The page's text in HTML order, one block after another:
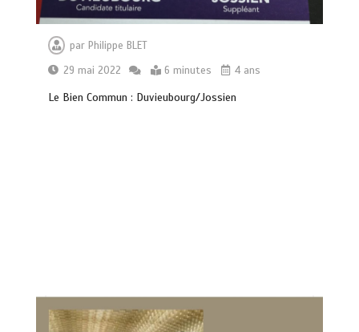
par Philippe BLET
29 mai 2022
6 minutes 4 ans
Le Bien Commun : Duvieubourg/Jossien